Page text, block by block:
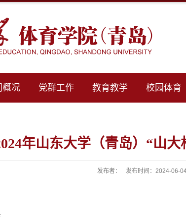
概况 党群工作 教育教学 校园体育
年山东大学（青岛）“山
发布者： 发布时间：2024-06-